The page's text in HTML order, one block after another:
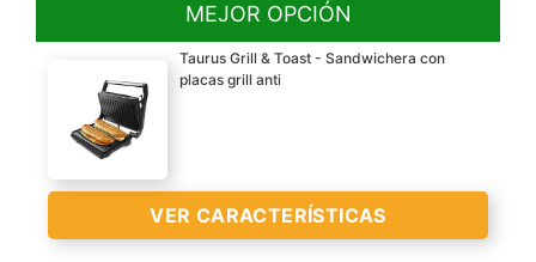
MEJOR OPCIÓN
Taurus Grill & Toast - Sandwichera con
placas grill anti
VER CARACTERÍSTICAS